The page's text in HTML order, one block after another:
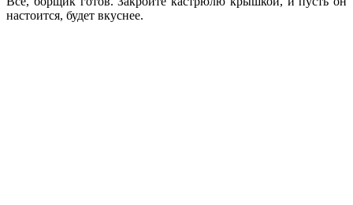
настоится, будет вкуснее.